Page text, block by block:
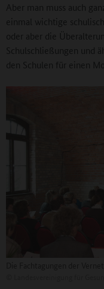
Aber man muss auch
einmal wichtige
oder aber die
Schulschließungen und
den Schulen für einen